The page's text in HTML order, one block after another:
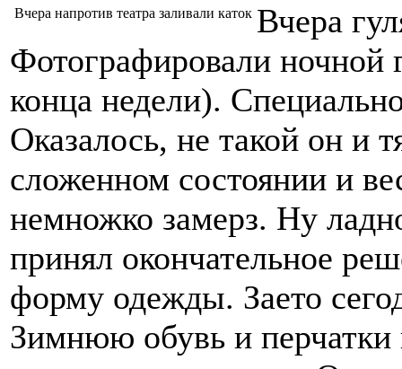
Вчера напротив театра заливали каток Вчера
Фотографировали ночной
конца недели).
Оказалось, не такой он и
сложенном состоянии и
немножко замерз. Ну
принял окончательное
форму одежды. Заето
Зимнюю обувь и перчатки